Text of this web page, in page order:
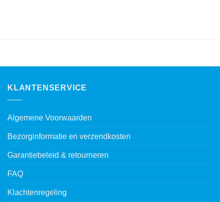
KLANTENSERVICE
Algemene Voorwaarden
Bezorginformatie en verzendkosten
Garantiebeleid & retourneren
FAQ
Klachtenregeling